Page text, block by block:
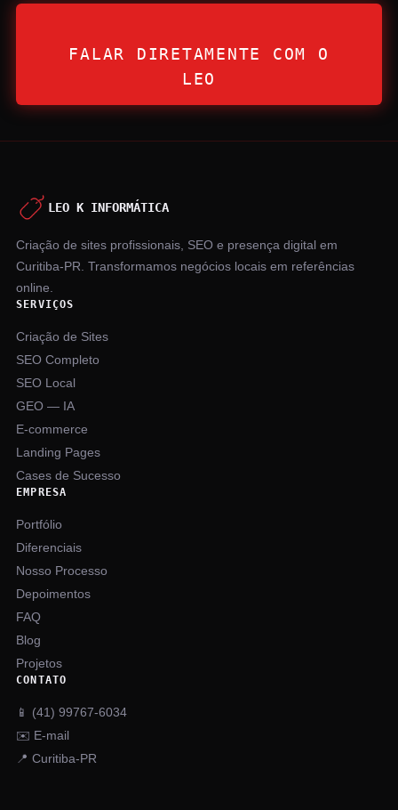
FALAR DIRETAMENTE COM O
LEO
LEO K INFORMÁTICA
Criação de sites profissionais, SEO e presença digital em
Curitiba-PR. Transformamos negócios locais em referências
online.
SERVIÇOS
Criação de Sites
SEO Completo
SEO Local
GEO — IA
E-commerce
Landing Pages
Cases de Sucesso
EMPRESA
Portfólio
Diferenciais
Nosso Processo
Depoimentos
FAQ
Blog
Projetos
CONTATO
📱 (41) 99767-6034
✉️ E-mail
📍 Curitiba-PR